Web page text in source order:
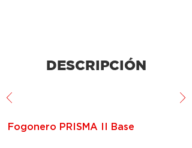
DESCRIPCIÓN
Fogonero PRISMA II Base